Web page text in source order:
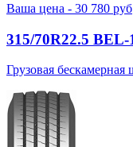
Ваша цена - 30 780 руб
315/70R22.5
Грузовая бескамерная